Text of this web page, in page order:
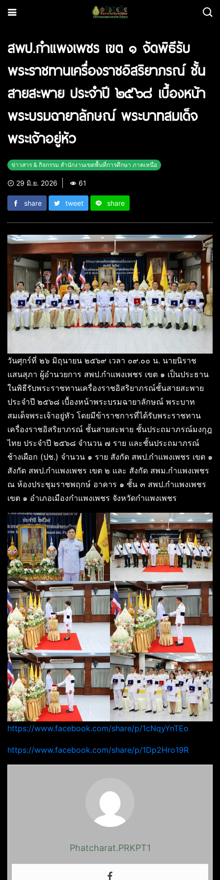
สพป.กำแพงเพชร เขต ๑ จัดพิธีรับ
พระราชทานเครื่องราชอิสริยาภรณ์ ชั้น
สายสะพาย ประจำปี ๒๕๖๘ เบื้องหน้า
พระบรมฉายาลักษณ์ พระบาทสมเด็จ
พระเจ้าอยู่หัว
ข่าวสาร & กิจกรรม สำนักงานเขตพื้นที่การศึกษา ภาคเหนือ
29 มิ.ย. 2026 61
share tweet share
วันศุกร์ที่ ๒๖ มิถุนายน ๒๕๖๙ เวลา ๐๙.๐๐ น. นายนิราช
แสนสุภา ผู้อำนวยการ สพป.กำแพงเพชร เขต ๑ เป็นประธาน
ในพิธีรับพระราชทานเครื่องราชอิสริยาภรณ์ชั้นสายสะพาย
ประจำปี ๒๕๖๘ เบื้องหน้าพระบรมฉายาลักษณ์ พระบาท
สมเด็จพระเจ้าอยู่หัว โดยมีข้าราชการที่ได้รับพระราชทาน
เครื่องราชอิสริยาภรณ์ ชั้นสายสะพาย ชั้นประถมาภรณ์มงกุฎ
ไทย ประจำปี ๒๕๖๘ จำนวน ๗ ราย และชั้นประถมาภรณ์
ช้างเผือก (ปช.) จำนวน ๑ ราย สังกัด สพป.กำแพงเพชร เขต ๑
สังกัด สพป.กำแพงเพชร เขต ๒ และ สังกัด สพม.กำแพงเพชร
ณ ห้องประชุมราชพฤกษ์ อาคาร ๑ ชั้น ๓ สพป.กำแพงเพชร
เขต ๑ อำเภอเมืองกำแพงเพชร จังหวัดกำแพงเพชร
https://www.facebook.com/share/p/1cNqyYnTEo
https://www.facebook.com/share/p/1Dp2Hro19R
Phatcharat.PRKPT1